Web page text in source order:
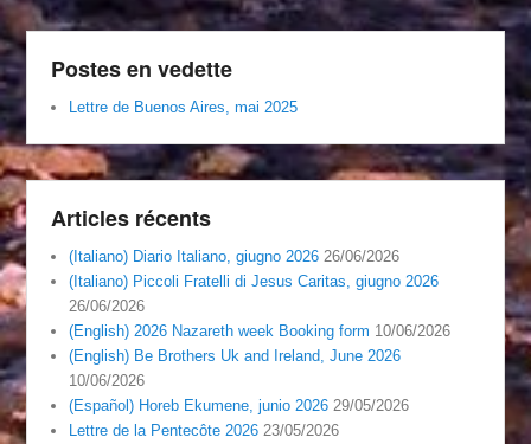
Postes en vedette
Lettre de Buenos Aires, mai 2025
Articles récents
(Italiano) Diario Italiano, giugno 2026 26/06/2026
(Italiano) Piccoli Fratelli di Jesus Caritas, giugno 2026
26/06/2026
(English) 2026 Nazareth week Booking form 10/06/2026
(English) Be Brothers Uk and Ireland, June 2026
10/06/2026
(Español) Horeb Ekumene, junio 2026 29/05/2026
Lettre de la Pentecôte 2026 23/05/2026